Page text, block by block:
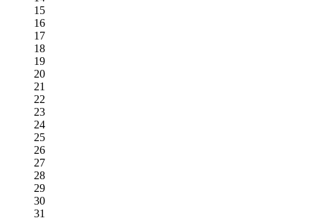
15
16
17
18
19
20
21
22
23
24
25
26
27
28
29
30
31